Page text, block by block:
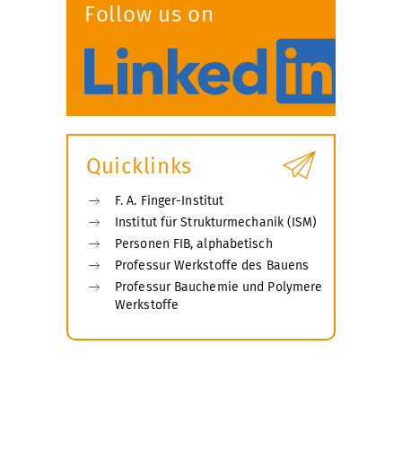
Follow us on
Quicklinks
F. A. Finger-Institut
Institut für Strukturmechanik (ISM)
Personen FIB, alphabetisch
Professur Werkstoffe des Bauens
Professur Bauchemie und Polymere
Werkstoffe